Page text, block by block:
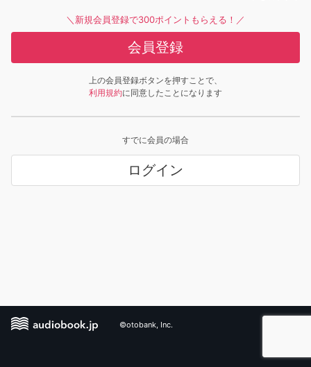
＼新規会員登録で300ポイントもらえる！／
会員登録
上の会員登録ボタンを押すことで、
利用規約に同意したことになります
すでに会員の場合
ログイン
©otobank, Inc.